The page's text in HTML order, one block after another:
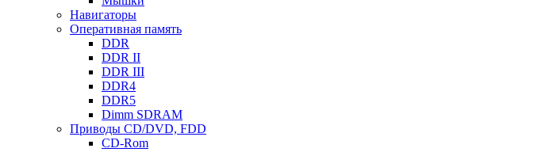
Навигаторы
Оперативная память
DDR
DDR II
DDR III
DDR4
DDR5
Dimm SDRAM
Приводы СD/DVD, FDD
CD-Rom